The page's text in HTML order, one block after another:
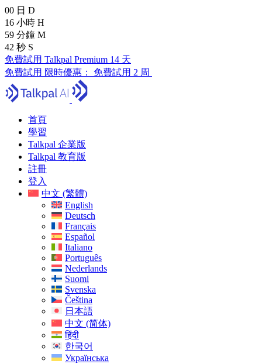
00 日 D
16 小時 H
59 分鐘 M
41 秒 S
免費試用 Talkpal Premium 14 天
免費試用 限時優惠： 免費試用 2 周
首頁
學習
Talkpal 企業版
Talkpal 教育版
註冊
登入
中文 (繁體)
English
Deutsch
Français
Español
Italiano
Português
Nederlands
Suomi
Svenska
Čeština
日本語
中文 (简体)
हिंदी
한국어
Українська